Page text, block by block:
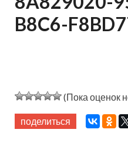
B8C6-
(Пока оценок
поделиться